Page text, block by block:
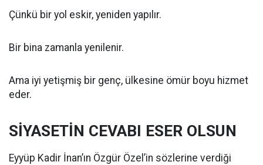
Çünkü bir yol eskir, yeniden yapılır.
Bir bina zamanla yenilenir.
Ama iyi yetişmiş bir genç, ülkesine ömür boyu hizmet
eder.
SİYASETİN CEVABI ESER OLSUN
Eyyüp Kadir İnan’ın Özgür Özel’in sözlerine verdiği